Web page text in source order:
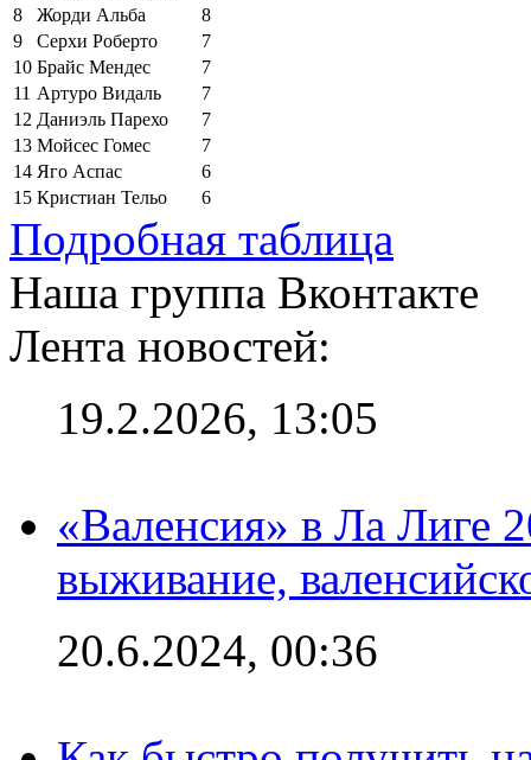
8
Жорди Альба
8
9
Серхи Роберто
7
10 Брайс Мендес
7
11 Артуро Видаль
7
12 Даниэль Парехо
7
13 Мойсес Гомес
7
14 Яго Аспас
6
15 Кристиан Тельо 6
Подробная таблица
Наша группа Вконтакте
Лента новостей:
19.2.2026, 13:05
«Валенсия» в Ла Лиге
выживание,
20.6.2024, 00:36